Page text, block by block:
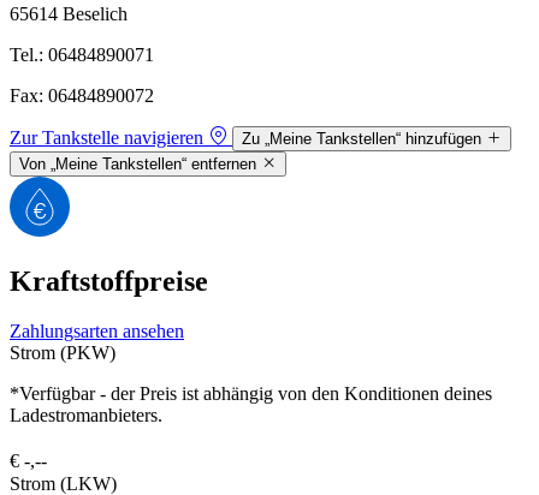
65614 Beselich
Tel.: 06484890071
Fax: 06484890072
Zur Tankstelle navigieren
Zu „Meine Tankstellen“ hinzufügen
Von „Meine Tankstellen“ entfernen
Kraftstoffpreise
Zahlungsarten ansehen
Strom (PKW)
*Verfügbar - der Preis ist abhängig von den Konditionen deines
Ladestromanbieters.
€ -,--
Strom (LKW)